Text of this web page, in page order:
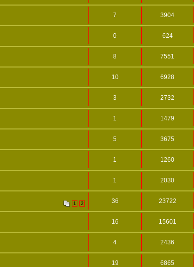
7 3904
0 624
8 7551
10 6928
3 2732
1 1479
5 3675
1 1260
1 2030
1 2 36 23722
16 15601
4 2436
19 6865